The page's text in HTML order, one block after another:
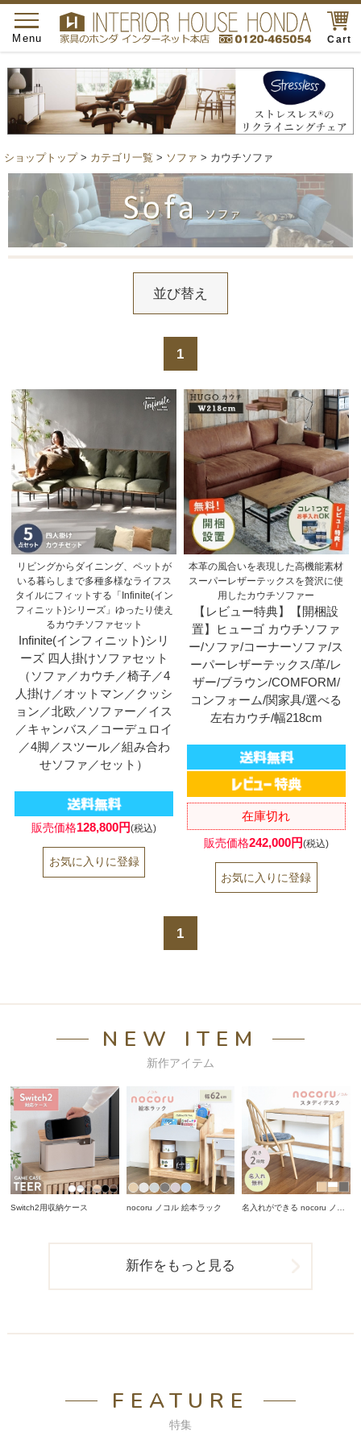
Cart
toggle
navigation
Menu
ショップトップ> カテゴリ一覧 > ソファ > カウチソファ
並び替え
1
リビングからダイニング、ペットが
いる暮らしまで多種多様なライフス
タイルにフィットする「Infinite(イン
フィニット)シリーズ」ゆったり使え
るカウチソファセット
Infinite(インフィニット)シリ
ーズ 四人掛けソファセット
（ソファ／カウチ／椅子／4
人掛け／オットマン／クッシ
ョン／北欧／ソファー／イス
／キャンバス／コーデュロイ
／4脚／スツール／組み合わ
せソファ／セット）
販売価格128,800円(税込)
本革の風合いを表現した高機能素材
スーパーレザーテックスを贅沢に使
用したカウチソファー
【レビュー特典】【開梱設
置】ヒューゴ カウチソファ
ー/ソファ/コーナーソファ/ス
ーパーレザーテックス/革/レ
ザー/ブラウン/COMFORM/
コンフォーム/関家具/選べる
左右カウチ/幅218cm
在庫切れ
販売価格242,000円(税込)
1
NEW ITEM
新作アイテム
Switch2用収納ケース nocoru ノコル 絵本ラック
名入れができる nocoru ノコ
新作をもっと見る
FEATURE
特集